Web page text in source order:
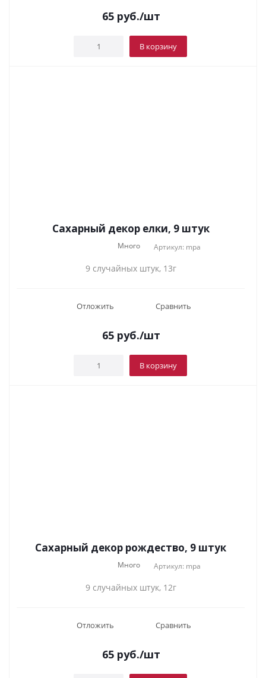
65руб./шт
В корзину
Сахарный декор елки, 9 штук
Много Артикул: mpa
9 случайных штук, 13г
Отложить Сравнить
65руб./шт
В корзину
Сахарный декор рождество, 9 штук
Много Артикул: mpa
9 случайных штук, 12г
Отложить Сравнить
65руб./шт